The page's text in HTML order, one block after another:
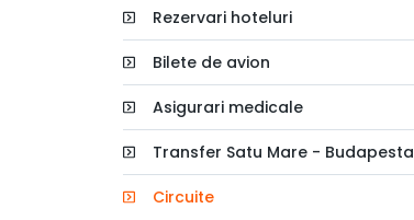
Rezervari hoteluri
Bilete de avion
Asigurari medicale
Transfer Satu Mare - Budapesta
Circuite